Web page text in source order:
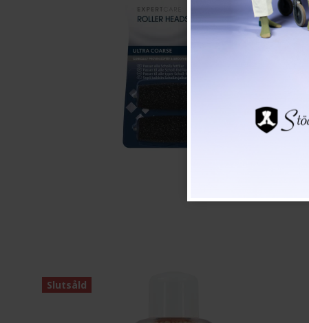
Slutsåld